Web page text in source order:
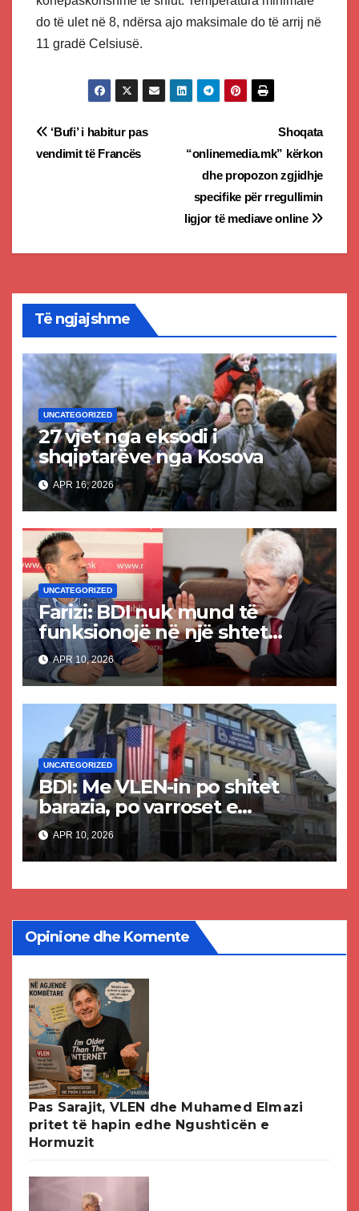
do të ulet në 8, ndërsa ajo maksimale do të arrij në
11 gradë Celsiusë.
Post
Shoqata
“onlinemedia.mk” kërkon
dhe propozon zgjidhje
specifike për rregullimin
ligjor të mediave online
‘Bufi’ i habitur pas
vendimit të Francës
Të ngjajshme
UNCATEGORIZED
27 vjet nga eksodi i
shqiptarëve nga Kosova
APR 16, 2026
UNCATEGORIZED
Farizi: BDI nuk mund të
funksionojë në një shtet
juridik, por vetëm në
ilegalitet, sepse prej andej
kanë ardhur!
APR 10, 2026
UNCATEGORIZED
BDI: Me VLEN-in po shitet
barazia, po varroset e
ardhmja!
APR 10, 2026
Opinione dhe Komente
Pas Sarajit, VLEN dhe Muhamed Elmazi
pritet të hapin edhe Ngushticën e
Hormuzit